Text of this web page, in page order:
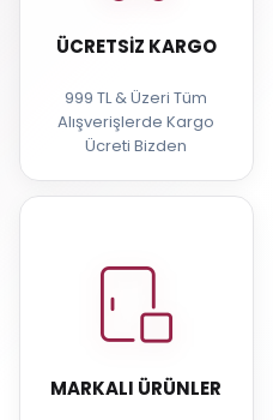
ÜCRETSIZ KARGO
999 TL & Üzeri Tüm
Alışverişlerde Kargo
Ücreti Bizden
MARKALI ÜRÜNLER